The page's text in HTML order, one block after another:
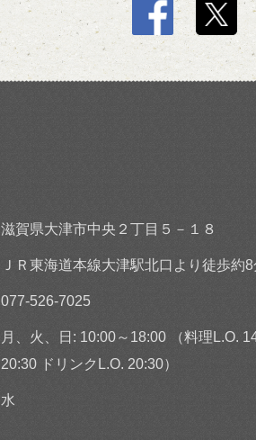
滋賀県大津市中央２丁目５－１８
ＪＲ東海道本線大津駅北口より徒歩約
077-526-7025
月、火、日: 10:00～18:00 （料理L.O.
20:30 ドリンクL.O. 20:30）
水